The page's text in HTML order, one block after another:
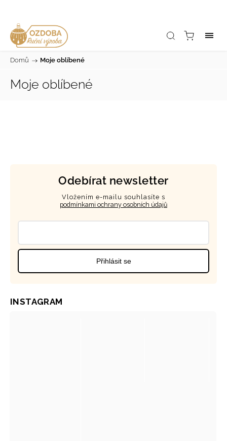
Domů / Moje oblíbené
Moje oblíbené
Odebírat newsletter
Vložením e-mailu souhlasíte s
podmínkami ochrany osobních údajů
Přihlásit se
INSTAGRAM